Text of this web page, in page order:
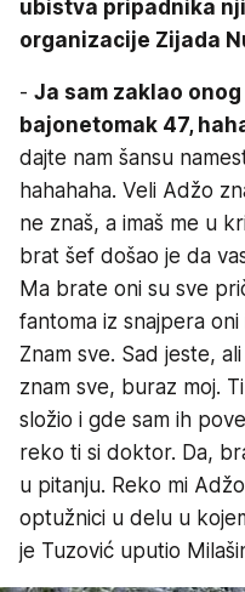
ubistva pripadnika
organizacije Zijada
- Ja sam zaklao
bajonetomak 47,
dajte nam šansu
hahahaha. Veli Adžo
ne znaš, a imaš me u
brat šef došao je da
Ma brate oni su sve
fantoma iz snajpera
Znam sve. Sad jeste,
znam sve, buraz moj.
složio i gde sam ih
reko ti si doktor. Da,
u pitanju. Reko mi
optužnici u delu u
je Tuzović uputio